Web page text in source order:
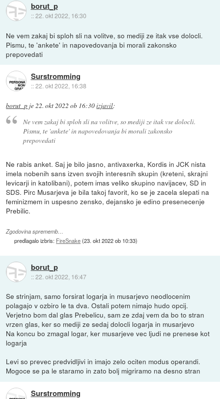
borut_p
::22. okt 2022, 16:30
Ne vem zakaj bi sploh sli na volitve, so mediji ze itak vse dolocli.
Pismu, te 'ankete' in napovedovanja bi morali zakonsko
prepovedati
Surstromming
::22. okt 2022, 16:38
borut_p je22. okt 2022 ob 16:30izjavil:
Ne vem zakaj bi sploh sli na volitve, so mediji ze itak vse dolocli.
Pismu, te 'ankete' in napovedovanja bi morali zakonsko
prepovedati
Ne rabis anket. Saj je bilo jasno, antivaxerka, Kordis in JCK nista
imela nobenih sans izven svojih interesnih skupin (kreteni, skrajni
levicarji in katolibani), potem imas veliko skupino navijacev, SD in
SDS. Pirc Musarjeva je bila takoj favorit, ko se je zacela slepati na
feminizmem in uspesno zensko, dejansko je edino presenecenje
Prebilic.
Zgodovina sprememb…
predlagalo izbris: FireSnake(23. okt 2022 ob 10:33)
borut_p
::22. okt 2022, 16:47
Se strinjam, samo forsirat logarja in musarjevo neodlocenim
polagajo v ozbiro le ta dva. Ostali potem nimajo hudo opcij.
Verjetno bom dal glas Prebelicu, sam ze zdaj vem da bo to stran
vrzen glas, ker so mediji ze sedaj dolocli logarja in musarjevo
Na koncu bo zmagal logar, ker musarjeve vec ljudi ne prenese kot
logarja
Levi so prevec predvidljivi in imajo zelo ociten modus operandi.
Mogoce se pa le staramo in zato bolj migriramo na desno stran
Surstromming